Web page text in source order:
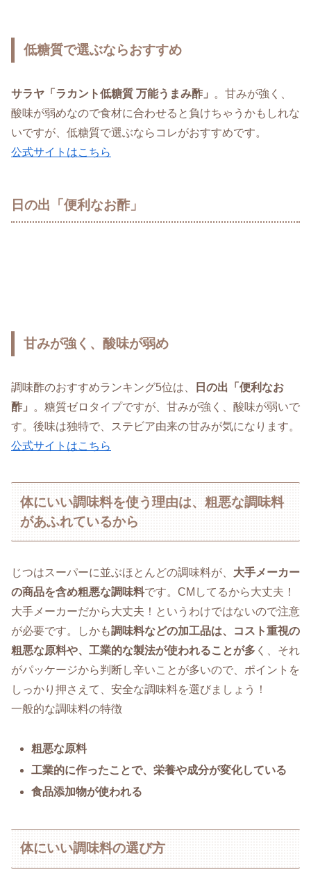
低糖質で選ぶならおすすめ
サラヤ「ラカント低糖質 万能うまみ酢」
。甘みが強く、
酸味が弱めなので食材に合わせると負けちゃうかもしれな
いですが、低糖質で選ぶならコレがおすすめです。
公式サイトはこちら
日の出「便利なお酢」
甘みが強く、酸味が弱め
調味酢のおすすめランキング5位は、
日の出「便利なお
酢」
。糖質ゼロタイプですが、甘みが強く、酸味が弱いで
す。後味は独特で、ステビア由来の甘みが気になります。
公式サイトはこちら
体にいい調味料を使う理由は、粗悪な調味料
があふれているから
じつはスーパーに並ぶほとんどの調味料が、 大手メーカー
の商品を含め粗悪な調味料です。CMしてるから大丈夫！
大手メーカーだから大丈夫！というわけではないので注意
が必要です。しかも調味料などの加工品は、コスト重視の
粗悪な原料や、工業的な製法が使われることが多 く、それ
がパッケージから判断し辛いことが多いので、ポイントを
しっかり押さえて、安全な調味料を選びましょう！
一般的な調味料の特徴
粗悪な原料
工業的に作ったことで、栄養や成分が変化している
食品添加物が使われる
体にいい調味料の選び方